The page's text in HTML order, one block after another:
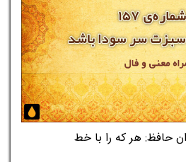
۱۵۷ دیوان حافظ: هر که را با خط